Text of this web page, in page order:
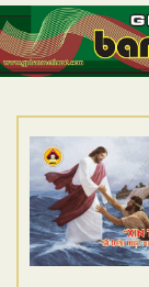
TRANG
GIỚI THIỆU
DÒNG TU
BAN MỤC VỤ
ĐOÀN THỂ CG